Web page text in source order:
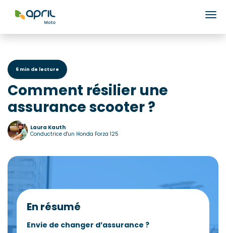
6 min de lecture
Comment résilier une
assurance scooter ?
Laura Kauth
Conductrice d'un Honda Forza 125
En résumé
Envie de changer d’assurance ?